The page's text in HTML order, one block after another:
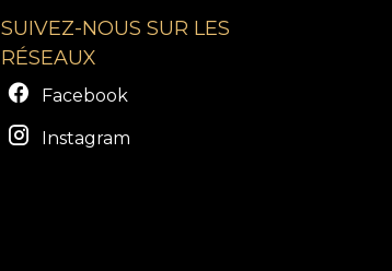
SUIVEZ-NOUS SUR LES
RÉSEAUX
Facebook
Instagram